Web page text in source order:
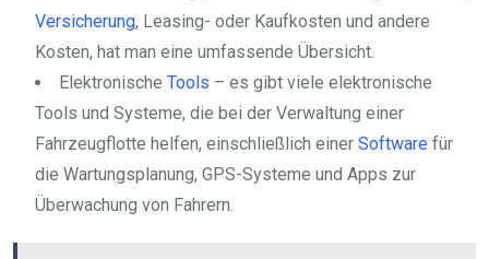
Versicherung, Leasing- oder Kaufkosten und andere
Kosten, hat man eine umfassende Übersicht.
Elektronische Tools – es gibt viele elektronische
Tools und Systeme, die bei der Verwaltung einer
Fahrzeugflotte helfen, einschließlich einer Software für
die Wartungsplanung, GPS-Systeme und Apps zur
Überwachung von Fahrern.